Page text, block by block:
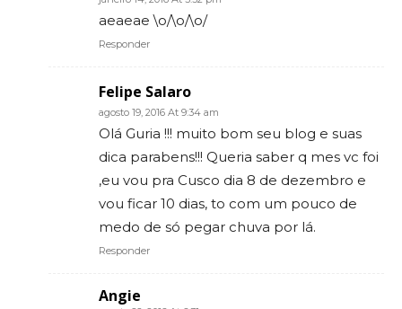
aeaeae \o/\o/\o/
Responder
Felipe Salaro
agosto 19, 2016 At 9:34 am
Olá Guria !!! muito bom seu blog e suas
dica parabens!!! Queria saber q mes vc foi
,eu vou pra Cusco dia 8 de dezembro e
vou ficar 10 dias, to com um pouco de
medo de só pegar chuva por lá.
Responder
Angie